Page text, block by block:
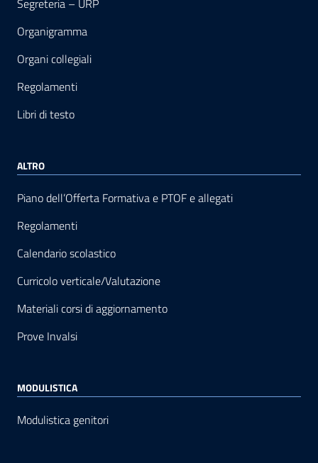
Segreteria – URP
Organigramma
Organi collegiali
Regolamenti
Libri di testo
ALTRO
Piano dell’Offerta Formativa e PTOF e allegati
Regolamenti
Calendario scolastico
Curricolo verticale/Valutazione
Materiali corsi di aggiornamento
Prove Invalsi
MODULISTICA
Modulistica genitori